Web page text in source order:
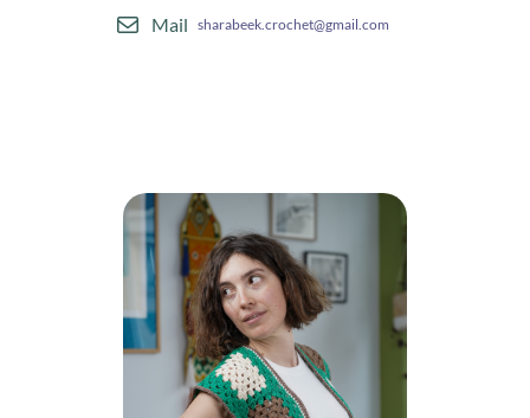
Mail sharabeek.crochet@gmail.com